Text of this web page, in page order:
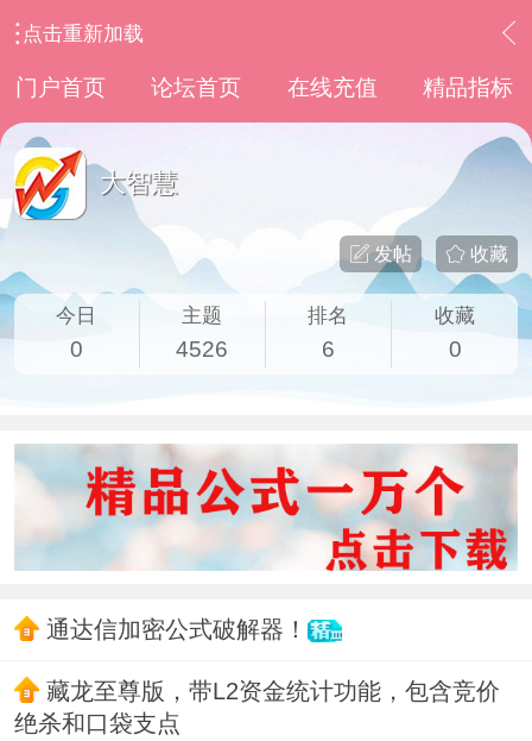
点击重新加载
门户首页 论坛首页 在线充值 精品指标
大智慧
收藏
发帖
今日
0
主题
4526
排名
6
收藏
0
通达信加密公式破解器！
藏龙至尊版，带L2资金统计功能，包含竞价
绝杀和口袋支点